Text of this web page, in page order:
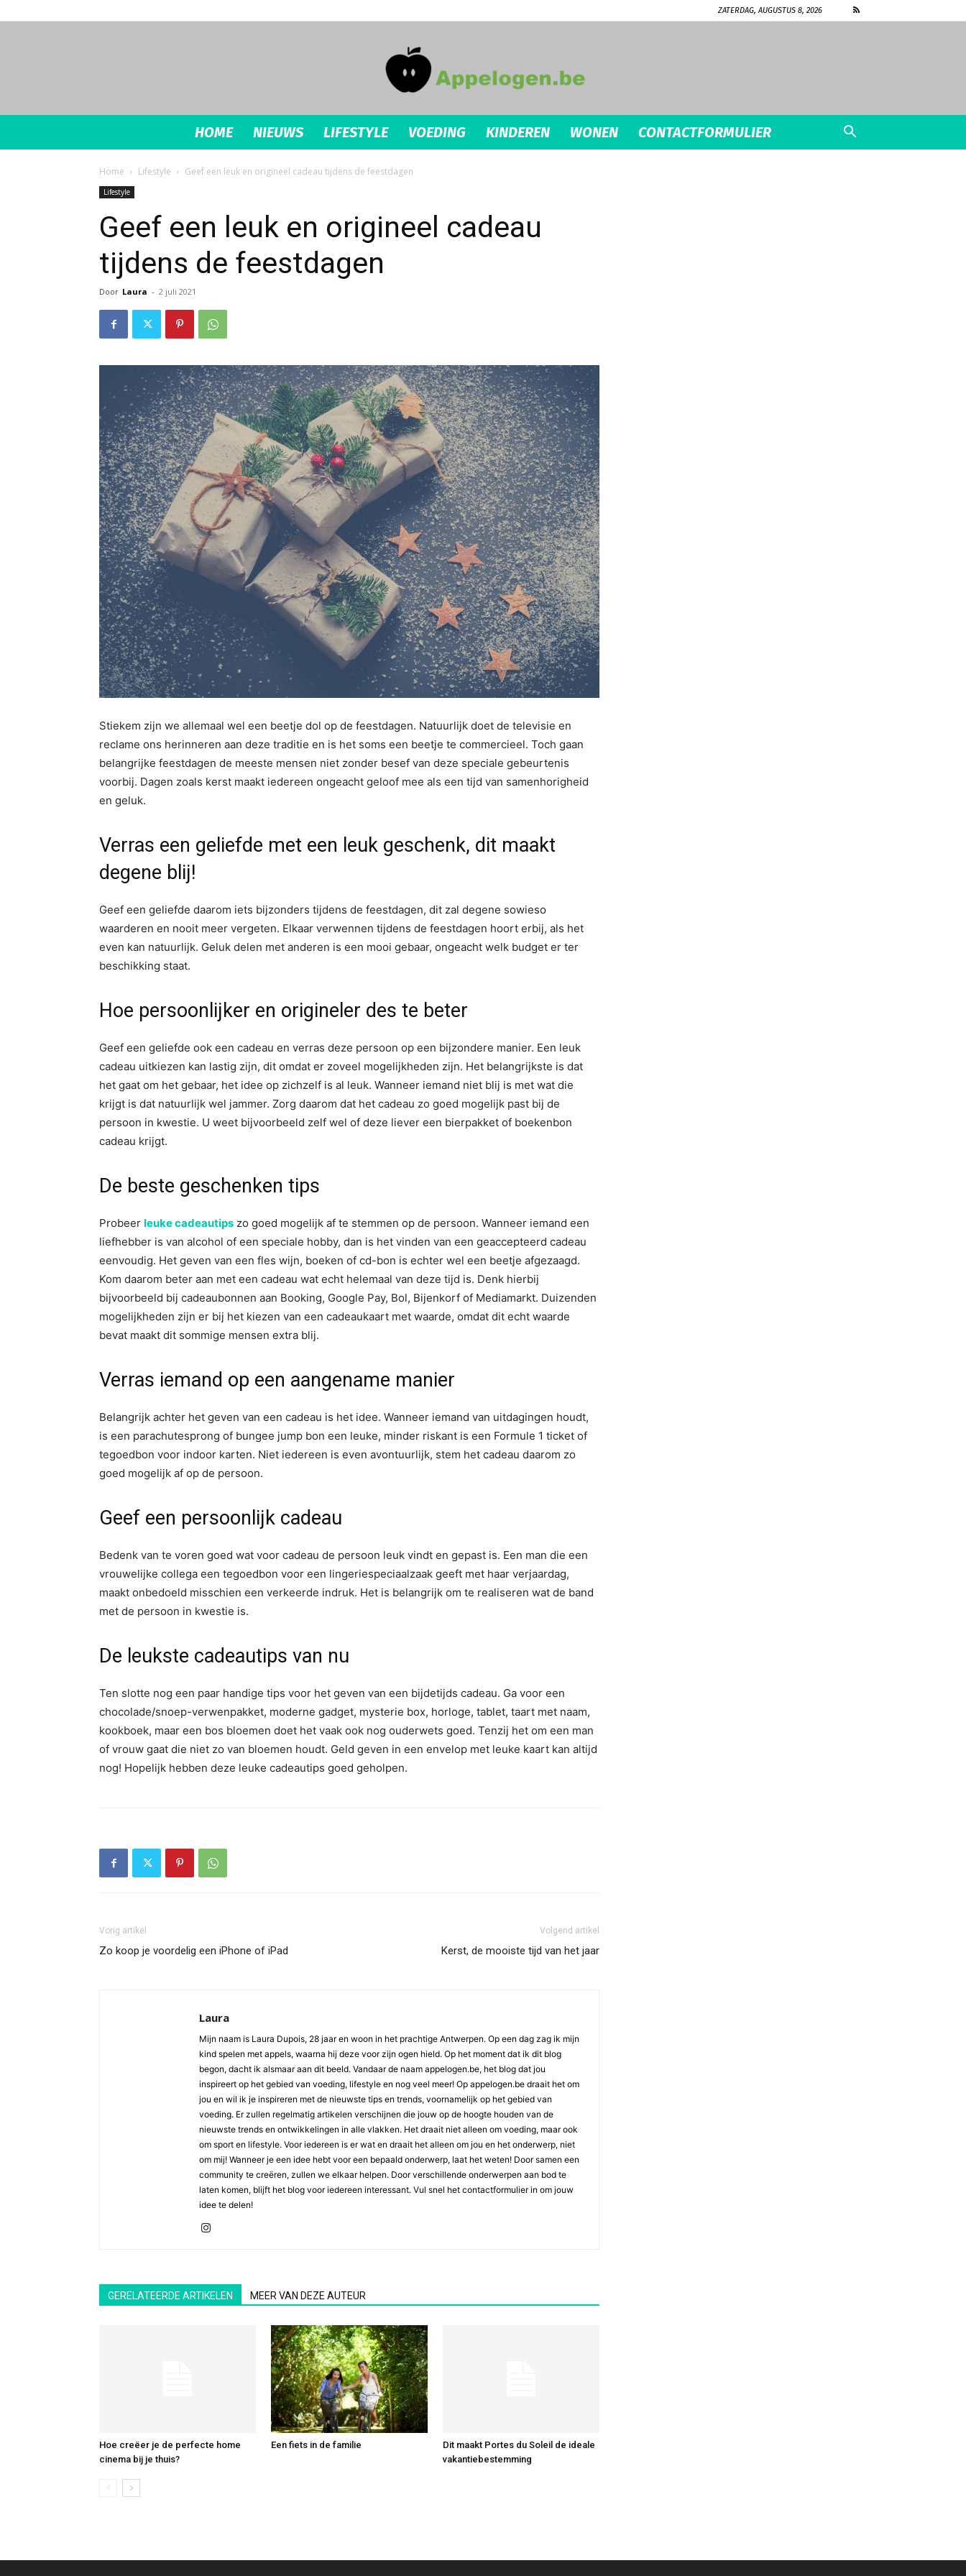
ZATERDAG, AUGUSTUS 8, 2026
appelogen.be
HOME NIEUWS LIFESTYLE VOEDING KINDEREN WONEN CONTACTFORMULIER
Home Lifestyle Geef een leuk en origineel cadeau tijdens de feestdagen
Lifestyle
Geef een leuk en origineel cadeau
tijdens de feestdagen
Door Laura - 2 juli 2021
Stiekem zijn we allemaal wel een beetje dol op de feestdagen. Natuurlijk doet de televisie en
reclame ons herinneren aan deze traditie en is het soms een beetje te commercieel. Toch gaan
belangrijke feestdagen de meeste mensen niet zonder besef van deze speciale gebeurtenis
voorbij. Dagen zoals kerst maakt iedereen ongeacht geloof mee als een tijd van samenhorigheid
en geluk.
Verras een geliefde met een leuk geschenk, dit maakt
degene blij!
Geef een geliefde daarom iets bijzonders tijdens de feestdagen, dit zal degene sowieso
waarderen en nooit meer vergeten. Elkaar verwennen tijdens de feestdagen hoort erbij, als het
even kan natuurlijk. Geluk delen met anderen is een mooi gebaar, ongeacht welk budget er ter
beschikking staat.
Hoe persoonlijker en origineler des te beter
Geef een geliefde ook een cadeau en verras deze persoon op een bijzondere manier. Een leuk
cadeau uitkiezen kan lastig zijn, dit omdat er zoveel mogelijkheden zijn. Het belangrijkste is dat
het gaat om het gebaar, het idee op zichzelf is al leuk. Wanneer iemand niet blij is met wat die
krijgt is dat natuurlijk wel jammer. Zorg daarom dat het cadeau zo goed mogelijk past bij de
persoon in kwestie. U weet bijvoorbeeld zelf wel of deze liever een bierpakket of boekenbon
cadeau krijgt.
De beste geschenken tips
Probeer leuke cadeautips zo goed mogelijk af te stemmen op de persoon. Wanneer iemand een
liefhebber is van alcohol of een speciale hobby, dan is het vinden van een geaccepteerd cadeau
eenvoudig. Het geven van een fles wijn, boeken of cd-bon is echter wel een beetje afgezaagd.
Kom daarom beter aan met een cadeau wat echt helemaal van deze tijd is. Denk hierbij
bijvoorbeeld bij cadeaubonnen aan Booking, Google Pay, Bol, Bijenkorf of Mediamarkt. Duizenden
mogelijkheden zijn er bij het kiezen van een cadeaukaart met waarde, omdat dit echt waarde
bevat maakt dit sommige mensen extra blij.
Verras iemand op een aangename manier
Belangrijk achter het geven van een cadeau is het idee. Wanneer iemand van uitdagingen houdt,
is een parachutesprong of bungee jump bon een leuke, minder riskant is een Formule 1 ticket of
tegoedbon voor indoor karten. Niet iedereen is even avontuurlijk, stem het cadeau daarom zo
goed mogelijk af op de persoon.
Geef een persoonlijk cadeau
Bedenk van te voren goed wat voor cadeau de persoon leuk vindt en gepast is. Een man die een
vrouwelijke collega een tegoedbon voor een lingeriespeciaalzaak geeft met haar verjaardag,
maakt onbedoeld misschien een verkeerde indruk. Het is belangrijk om te realiseren wat de band
met de persoon in kwestie is.
De leukste cadeautips van nu
Ten slotte nog een paar handige tips voor het geven van een bijdetijds cadeau. Ga voor een
chocolade/snoep-verwenpakket, moderne gadget, mysterie box, horloge, tablet, taart met naam,
kookboek, maar een bos bloemen doet het vaak ook nog ouderwets goed. Tenzij het om een man
of vrouw gaat die niet zo van bloemen houdt. Geld geven in een envelop met leuke kaart kan altijd
nog! Hopelijk hebben deze leuke cadeautips goed geholpen.
Vorig artikel
Zo koop je voordelig een iPhone of iPad
Volgend artikel
Kerst, de mooiste tijd van het jaar
Laura
Mijn naam is Laura Dupois, 28 jaar en woon in het prachtige Antwerpen. Op een dag zag ik mijn
kind spelen met appels, waarna hij deze voor zijn ogen hield. Op het moment dat ik dit blog
begon, dacht ik alsmaar aan dit beeld. Vandaar de naam appelogen.be, het blog dat jou
inspireert op het gebied van voeding, lifestyle en nog veel meer! Op appelogen.be draait het om
jou en wil ik je inspireren met de nieuwste tips en trends, voornamelijk op het gebied van
voeding. Er zullen regelmatig artikelen verschijnen die jouw op de hoogte houden van de
nieuwste trends en ontwikkelingen in alle vlakken. Het draait niet alleen om voeding, maar ook
om sport en lifestyle. Voor iedereen is er wat en draait het alleen om jou en het onderwerp, niet
om mij! Wanneer je een idee hebt voor een bepaald onderwerp, laat het weten! Door samen een
community te creëren, zullen we elkaar helpen. Door verschillende onderwerpen aan bod te
laten komen, blijft het blog voor iedereen interessant. Vul snel het contactformulier in om jouw
idee te delen!
GERELATEERDE ARTIKELEN MEER VAN DEZE AUTEUR
Hoe creëer je de perfecte home
cinema bij je thuis?
Een fiets in de familie
Dit maakt Portes du Soleil de ideale
vakantiebestemming